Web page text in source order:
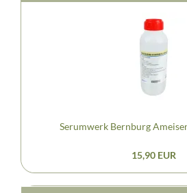
Serumwerk Bernburg
15,90 EUR